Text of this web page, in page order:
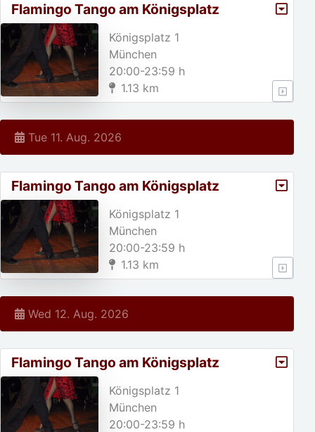
Flamingo Tango am Königsplatz
Königsplatz 1
München
20:00-23:59 h
1.13 km
Tue 11. Aug. 2026
Flamingo Tango am Königsplatz
Königsplatz 1
München
20:00-23:59 h
1.13 km
Wed 12. Aug. 2026
Flamingo Tango am Königsplatz
Königsplatz 1
München
20:00-23:59 h